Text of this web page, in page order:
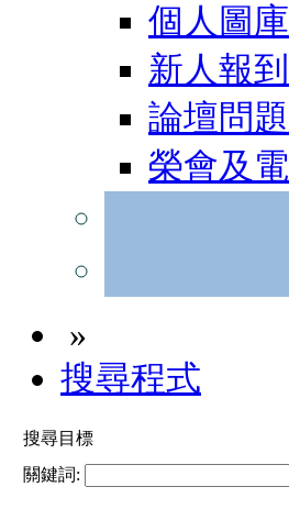
個人圖庫
新人報
論壇問
榮會及
»
搜尋程式
搜尋目標
關鍵詞: